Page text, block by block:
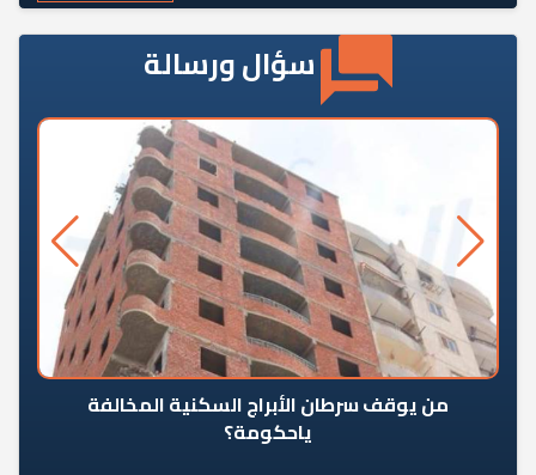
سؤال ورسالة
من يوقف سرطان الأبراج السكنية المخالفة
ياحكومة؟